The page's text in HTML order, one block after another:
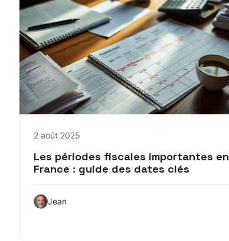
2 août 2025
Les périodes fiscales importantes en
France : guide des dates clés
Jean